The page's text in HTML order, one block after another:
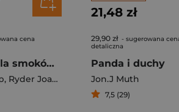
cena
Poradnik dla smoków Żywienie i wychowanie ludzi
, Ryder Joanne
21,48 zł
29,90 zł - sugerowana
detaliczna
Panda i duchy
Jon.J Muth
7,5 (29)